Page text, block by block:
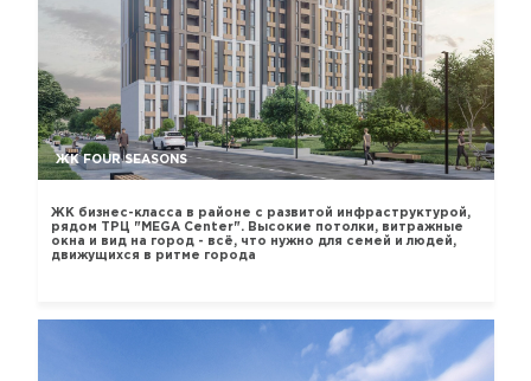
ЖК FOUR SEASONS
ЖК бизнес-класса в районе с развитой инфраструктурой,
рядом ТРЦ "MEGA Center". Высокие потолки, витражные
окна и вид на город - всё, что нужно для семей и людей,
движущихся в ритме города